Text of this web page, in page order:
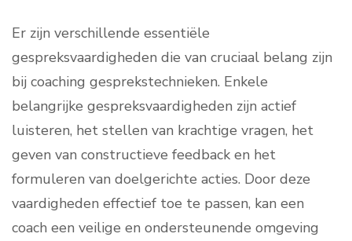
Er zijn verschillende essentiële
gespreksvaardigheden die van cruciaal belang zijn
bij coaching gesprekstechnieken. Enkele
belangrijke gespreksvaardigheden zijn actief
luisteren, het stellen van krachtige vragen, het
geven van constructieve feedback en het
formuleren van doelgerichte acties. Door deze
vaardigheden effectief toe te passen, kan een
coach een veilige en ondersteunende omgeving